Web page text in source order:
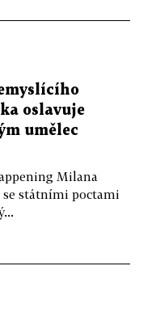
oslavuje
umělec
Milana
se státními poctami